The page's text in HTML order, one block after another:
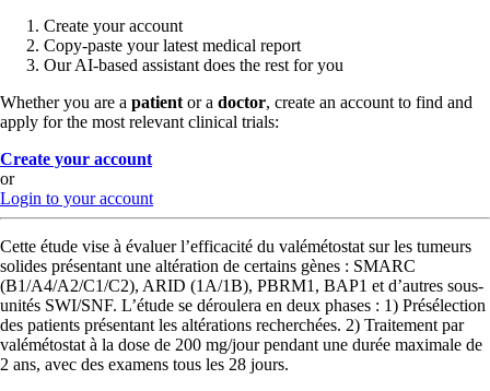
Create your account
Copy-paste your latest medical report
Our AI-based assistant does the rest for you
Whether you are a patient or a doctor, create an account to find and
apply for the most relevant clinical trials:
Create your account
or
Login to your account
Cette étude vise à évaluer l’efficacité du valémétostat sur les tumeurs
solides présentant une altération de certains gènes : SMARC
(B1/A4/A2/C1/C2), ARID (1A/1B), PBRM1, BAP1 et d’autres sous-
unités SWI/SNF. L’étude se déroulera en deux phases : 1) Présélection
des patients présentant les altérations recherchées. 2) Traitement par
valémétostat à la dose de 200 mg/jour pendant une durée maximale de
2 ans, avec des examens tous les 28 jours.